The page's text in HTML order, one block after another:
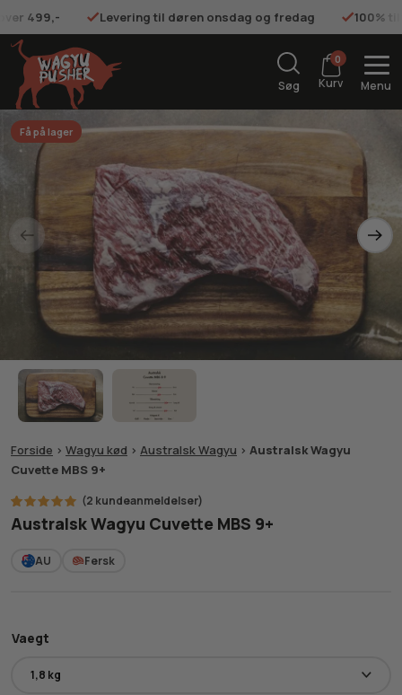
499,- Levering til døren onsdag og fredag 100%
Søg
0
Kurv Menu
Få på lager
Forside > Wagyu kød > Australsk Wagyu > Australsk Wagyu
Cuvette MBS 9+
Bedømt
som5.00
på
2
kundebedømmelser
(2 kundeanmeldelser)
Australsk Wagyu Cuvette MBS 9+
AU Fersk
Vaegt